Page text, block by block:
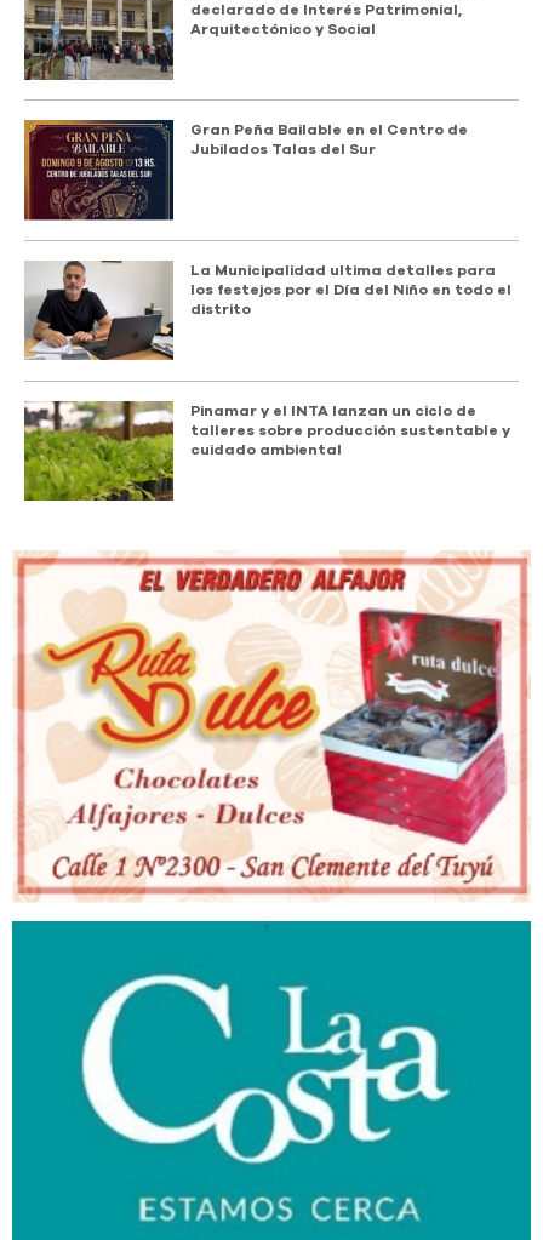
declarado de Interés Patrimonial,
Arquitectónico y Social
Gran Peña Bailable en el Centro de
Jubilados Talas del Sur
La Municipalidad ultima detalles para
los festejos por el Día del Niño en todo el
distrito
Pinamar y el INTA lanzan un ciclo de
talleres sobre producción sustentable y
cuidado ambiental